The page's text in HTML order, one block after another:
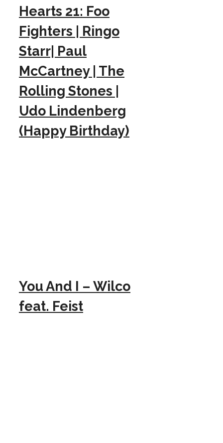
Hearts 21: Foo
Fighters | Ringo
Starr| Paul
McCartney | The
Rolling Stones |
Udo Lindenberg
(Happy Birthday)
You And I – Wilco
feat. Feist